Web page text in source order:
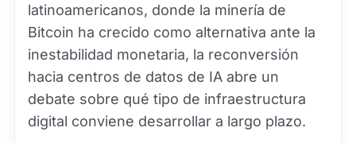
latinoamericanos, donde la minería de
Bitcoin ha crecido como alternativa ante la
inestabilidad monetaria, la reconversión
hacia centros de datos de IA abre un
debate sobre qué tipo de infraestructura
digital conviene desarrollar a largo plazo.